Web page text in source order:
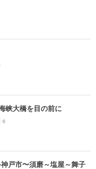
峡大橋を目の前に
6
戸市〜須磨～塩屋～舞子